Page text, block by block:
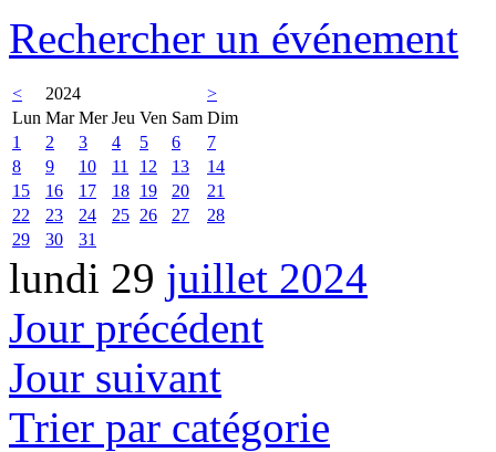
Rechercher un événement
< 2024
>
Lun Mar Mer Jeu Ven Sam Dim
1
2 3 4 5 6
7
8
9 10 11 12 13
14
15
16 17 18 19 20
21
22
23 24 25 26 27
28
29
30 31
lundi 29 juillet 2024
Jour précédent
Jour suivant
Trier par catégorie